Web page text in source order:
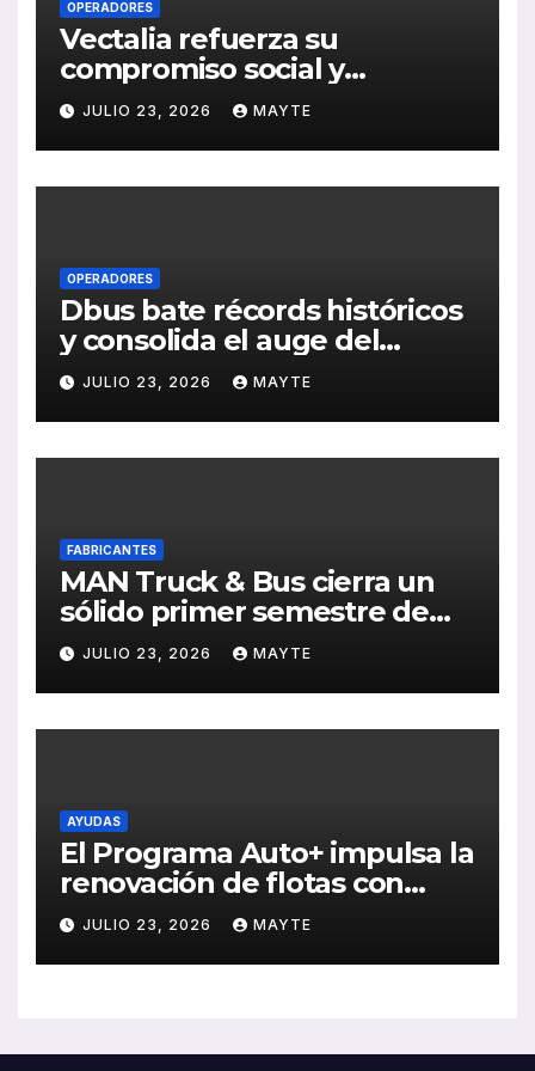
OPERADORES
Vectalia refuerza su
compromiso social y
medioambiental con la
publicación de su Memoria
de RSC 2025
JULIO 23, 2026 MAYTE
OPERADORES
Dbus bate récords históricos
y consolida el auge del
transporte público en San
Sebastián
JULIO 23, 2026 MAYTE
FABRICANTES
MAN Truck & Bus cierra un
sólido primer semestre de
2026 con crecimiento en
ventas, pedidos y
rentabilidad
JULIO 23, 2026 MAYTE
AYUDAS
El Programa Auto+ impulsa la
renovación de flotas con
ayudas a vehículos eléctricos
ligeros
JULIO 23, 2026 MAYTE